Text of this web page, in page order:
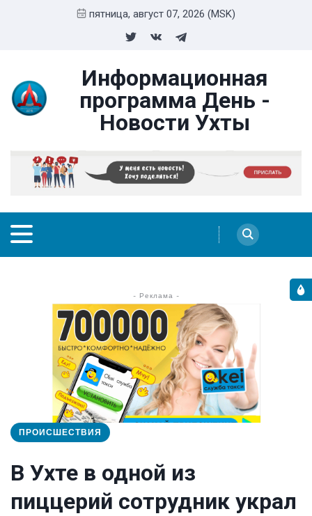
пятница, август 07, 2026 (MSK)
Информационная
программа День -
Новости Ухты
- Реклама -
ПРОИСШЕСТВИЯ
В Ухте в одной из
пиццерий сотрудник украл